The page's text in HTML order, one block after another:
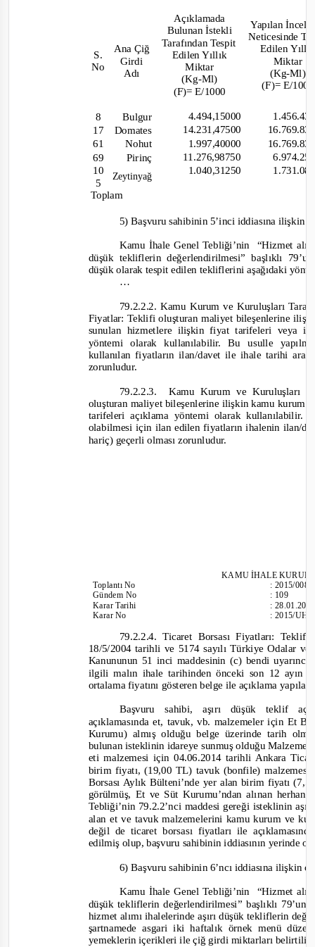
Açıklamada
Yapılan
Bulunan İstekli
Neticesinde
Tarafından Tespit
Ana Çiğ
Girdi
Edilen
Miktar
S.
No
Edilen Yıllık
Miktar
Adı
(Kg-Ml)
(F)= E/
(Kg-Ml)
(F)= E/1000
4.494,15000
8 Bulgur
14.231,47500
1.997,40000
11.276,98750
1.040,31250
17 Domates
61
69
10
5
Nohut
Pirinç
Zeytinyağ
Toplam
5) Başvuru sahibinin 5’inci iddiasına ilişkin
Kamu İhale Genel Tebliği’nin
“Hizmet
düşük tekliflerin değerlendirilmesi” başlıklı
düşük olarak tespit edilen tekliflerini aşağıdaki
…
79.2.2.2. Kamu Kurum ve Kuruluşları
Fiyatlar: Teklifi oluşturan maliyet bileşenlerine
sunulan hizmetlere ilişkin fiyat tarifeleri veya
yöntemi olarak kullanılabilir. Bu usulle
kullanılan fiyatların ilan/davet ile ihale tarihi
zorunludur.
79.2.2.3. Kamu Kurum ve Kuruluşları
oluşturan maliyet bileşenlerine ilişkin kamu kurum
tarifeleri açıklama yöntemi olarak kullanılabilir.
olabilmesi için ilan edilen fiyatların ihalenin ilan/
hariç) geçerli olması zorunludur.
KAMU İHALE
ToplantıNo
Gündem No
Karar Tarihi
Karar No
:2015/008
: 109
:
:2015/
79.2.2.4. Ticaret Borsası Fiyatları:
18/5/2004 tarihli ve 5174 sayılı Türkiye Odalar
Kanununun 51 inci maddesinin (c) bendi
ilgili malın ihale tarihinden önceki son 12 ayın
ortalama fiyatını gösteren belge ile açıklama
Başvuru sahibi, aşırı düşük teklif
açıklamasında et, tavuk, vb. malzemeler için Et
Kurumu) almış olduğu belge üzerinde tarih
bulunan isteklinin idareye sunmuş olduğu
eti malzemesi için 04.06.2014 tarihli Ankara
birim fiyatı, (19,00 TL) tavuk (bonfile)
Borsası Aylık Bülteni’nde yer alan birim fiyatı
görülmüş, Et ve Süt Kurumu’ndan alınan
Tebliği’nin 79.2.2’nci maddesi gereği isteklinin
alan et ve tavuk malzemelerini kamu kurum ve k
değil de ticaret borsası fiyatları ile
edilmiş olup,başvuru sahibinin iddiasının yerinde
6) Başvuru sahibinin 6’ncı iddiasına ilişkin
Kamu İhale Genel Tebliği’nin “Hizmet
düşük tekliflerin değerlendirilmesi” başlıklı
hizmet alımı ihalelerinde aşırı düşük tekliflerin
şartnamede asgari iki haftalık örnek menü
yemeklerin içerikleri ile çiğ girdi miktarları